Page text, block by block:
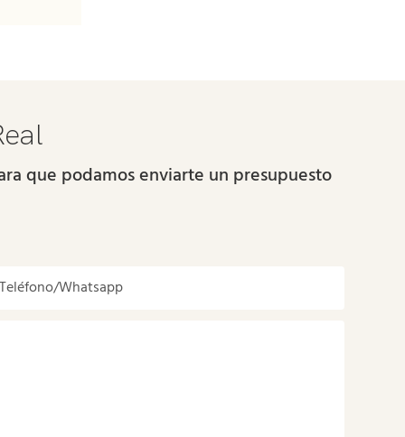
que podamos enviarte un presupuesto
Teléfono/whatsapp